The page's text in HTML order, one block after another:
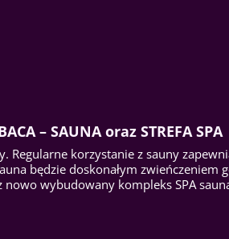
– SAUNA oraz STREFA SPA
Regularne korzystanie z sauny
będzie doskonałym
wybudowany kompleks SPA